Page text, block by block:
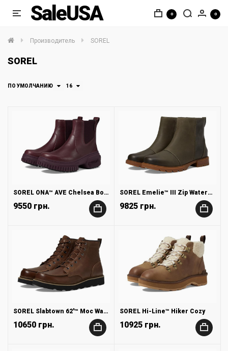
SaleUSA 0 0
Производитель SOREL
SOREL
ПО УМОЛЧАНИЮ 16
SOREL ONA™ AVE Chelsea Boot Waterproof
9550 грн. +
SOREL Emelie™ III Zip Waterproof
9825 грн. +
SOREL Slabtown 62'™ Moc Waterproof
10650 грн. +
SOREL Hi-Line™ Hiker Cozy
10925 грн. +